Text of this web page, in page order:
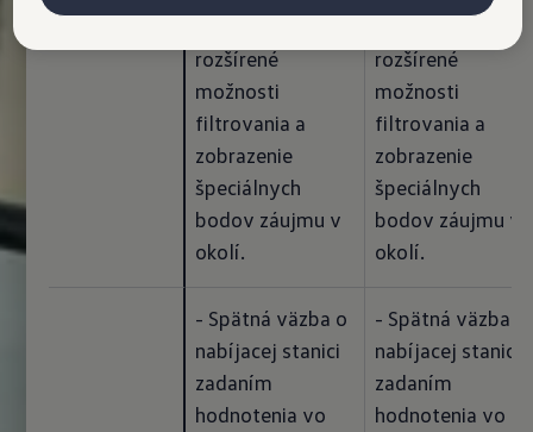
rozšírené
možnosti
filtrovania a
zobrazenie
špeciálnych
bodov záujmu v
okolí.
nabíjacích staníc,
rozšírené
možnosti
filtrovania a
zobrazenie
špeciálnych
bodov záujmu v
okolí.
- Spätná väzba o
nabíjacej stanici
zadaním
hodnotenia vo
- Spätná väzba o
nabíjacej stanici
zadaním
hodnotenia vo